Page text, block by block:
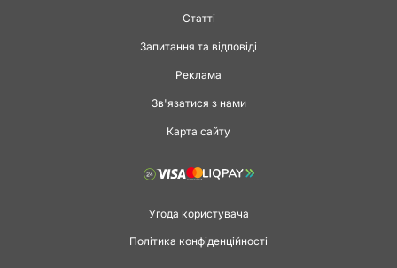
Статті
Запитання та відповіді
Реклама
Зв'язатися з нами
Карта сайту
Угода користувача
Політика конфіденційності